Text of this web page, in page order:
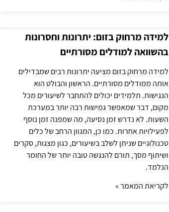
למידה מרחוק בזום: יתרונות וחסרונות
בהשוואה למודלים מסורתיים
למידה מרחוק בזום מציעה יתרונות רבים שמבדילים
אותה ממודלים מסורתיים. הראשון והבולט הוא
הנגישות. תלמידים יכולים להתחבר לשיעורים מכל
מקום, דבר שמאפשר גמישות רבה יותר במערכת
השעות. לא נדרש זמן נסיעה, מה שמפנה זמן נוסף
לפעילויות אחרות. כמו כן, המגוון הרחב של כלים
טכנולוגיים שניתן לשלב בשיעורים, כגון מצגות, סקרים
ושיתוף מסך, תורם להנגשה טובה יותר של החומר
הנלמד.
לקריאת המאמר »